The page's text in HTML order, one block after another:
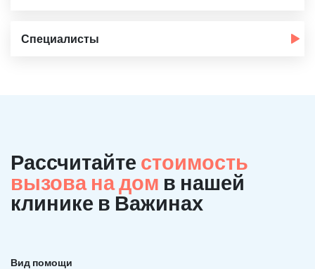
Специалисты
Рассчитайте стоимость
вызова на дом в нашей
клинике в Важинах
Вид помощи